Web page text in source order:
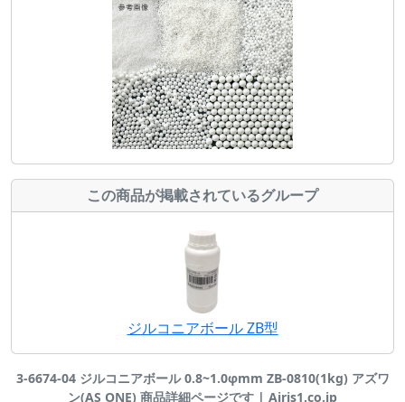
この商品が掲載されているグループ
ジルコニアボール ZB型
3-6674-04 ジルコニアボール 0.8~1.0φmm ZB-0810(1kg) アズワ
ン(AS ONE) 商品詳細ページです | Airis1.co.jp